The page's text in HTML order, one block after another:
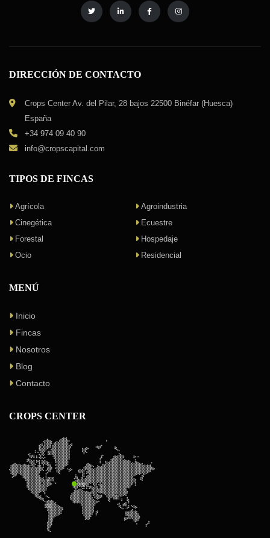
DIRECCIÓN DE CONTACTO
Crops Center Av. del Pilar, 28 bajos 22500 Binéfar (Huesca)
España
+34 974 09 40 90
info@cropscapital.com
TIPOS DE FINCAS
Agrícola
Agroindustria
Cinegética
Ecuestre
Forestal
Hospedaje
Ocio
Residencial
MENÚ
Inicio
Fincas
Nosotros
Blog
Contacto
CROPS CENTER